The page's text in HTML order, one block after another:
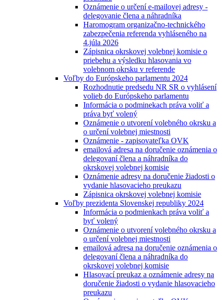
Oznámenie o určení e-mailovej adresy -
delegovanie člena a náhradníka
Haromogram organizačno-technického
zabezpečenia referenda vyhláseného na
4.júla 2026
Zápisnica okrskovej volebnej komisie o
priebehu a výsledku hlasovania vo
volebnom okrsku v referende
Voľby do Európskeho parlamentu 2024
Rozhodnutie predsedu NR SR o vyhlásení
volieb do Európskeho parlamentu
Informácia o podminekach práva voliť a
práva byť volený
Oznámenie o utvorení volebného okrsku a
o určení volebnej miestnosti
Oznámenie - zapisovateľka OVK
emailová adresa na doručenie oznámenia o
delegovaní člena a náhradníka do
okrskovej volebnej komisie
Oznámenie adresy na doručenie žiadosti o
vydanie hlasovacieho preukazu
Zápisnica okrskovej volebnej komisie
Voľby prezidenta Slovenskej republiky 2024
Informácia o podmienkach práva voliť a
byť volený
Oznámenie o utvorení volebného okrsku a
o určení volebnej miestnosti
emailová adresa na doručenie oznámenia o
delegovaní člena a náhradníka do
okrskovej volebnej komisie
Hlasovací preukaz a oznámenie adresy na
doručenie žiadosti o vydanie hlasovacieho
preukazu